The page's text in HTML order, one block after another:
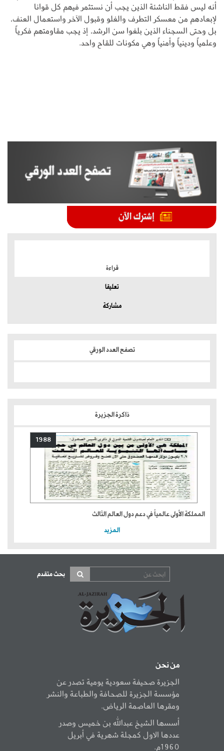
أنه ليس فقط الناشئة الذين يجب أن نستثمر فيهم كل قوانا
لإبعادهم من معسكر التطرف والغلو وقبول الآخر واستعمال العنف،
بل وحتى السجناء الذين بلغوا سن الرشد، إذ يجب مقاومتهم فكرياً
وعلمياً ودينياً وأمنياً وهي مكونات للقاح واحد.
قراءة
تعليقا
مشاركة
تصفح العدد الورقي
ذاكرة الجزيرة
1988
المملكة الأولى عالمياً في دعم دول العالم الثالث
المزيد
بحث متقدم
من نحن
الجزيرة صحيفة سعودية يومية تصدر عن
مؤسسة الجزيرة للصحافة والطباعة والنشر
ومقرها العاصمة الرياض.
أسسها الشيخ عبدالله بن خميس وصدر
عددها الاول كمجلة شهرية في أبريل
1960م.